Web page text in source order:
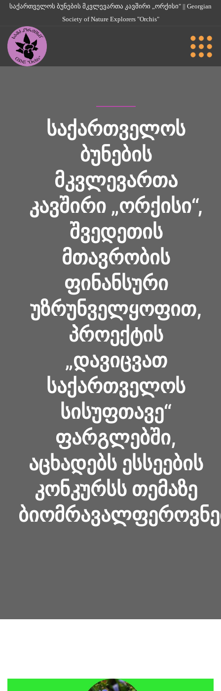
საქართველოს ბუნების მკვლევართა კავშირი „ორქისი" || Georgian
Society of Nature Explorers "Orchis"
ᲡᲐᲥᲐᲠᲗᲕᲔᲚᲝᲡ
ᲑᲣᲜᲔᲑᲘᲡ
ᲛᲙᲕᲚᲔᲕᲐᲠᲗᲐ
ᲙᲐᲕᲨᲘᲠᲘ „ᲝᲠᲥᲘᲡᲘ“,
ᲨᲕᲔᲓᲔᲗᲘᲡ
ᲛᲗᲐᲕᲠᲝᲑᲘᲡ
ᲤᲘᲜᲐᲜᲡᲣᲠᲘ
ᲣᲖᲠᲣᲜᲕᲔᲚᲧᲝᲤᲘᲗ,
ᲞᲠᲝᲔᲥᲢᲘᲡ
„ᲓᲐᲕᲘᲪᲕᲐᲗ
ᲡᲐᲥᲐᲠᲗᲕᲔᲚᲝᲡ
ᲡᲘᲡᲣᲤᲗᲐᲕᲔ“
ᲤᲐᲠᲒᲚᲔᲑᲨᲘ,
ᲐᲪᲮᲐᲓᲔᲑᲡ ᲔᲡᲡᲔᲔᲑᲘᲡ
ᲙᲝᲜᲙᲣᲠᲡᲡ ᲗᲔᲛᲐᲖᲔ